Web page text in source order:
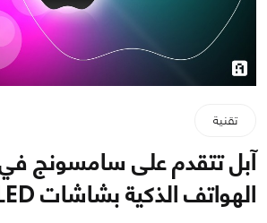
تقنية
آبل تتقدم على سامسونج
الهواتف الذكية بشاشات OLED لأول مرة